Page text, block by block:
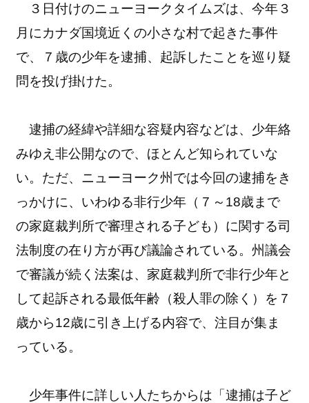
３日付けのニューヨークタイムズは、今年３
月にカナダ国境近くの小さな村で起きた事件
で、７歳の少年を逮捕、起訴したことを巡り疑
問を投げ掛けた。
逮捕の経緯や詳細な容疑内容などは、少年絡
みゆえ非公開なので、ほとんど知られていな
い。ただ、ニューヨーク州では今回の逮捕をき
っかけに、いわゆる非行少年（７～18歳まで
の家庭裁判所で審理される子ども）に関する司
法制度の在り方が再び議論されている。州議会
で審議が続く法案は、家庭裁判所で非行少年と
して起訴される最低年齢（殺人罪の除く）を７
歳から12歳に引き上げる内容で、注目が集ま
っている。
少年事件に詳しい人たちからは「逮捕は子ど